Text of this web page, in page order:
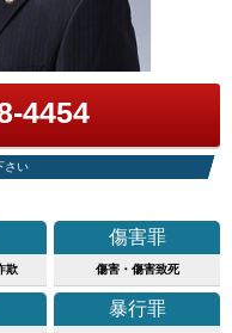
4454
さい
欺
傷害罪
傷害・傷害致死
暴行罪